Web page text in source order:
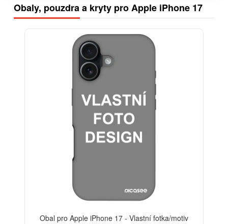
Obaly, pouzdra a kryty pro Apple iPhone 17
Obal pro Apple iPhone 17 - Vlastní fotka/motiv